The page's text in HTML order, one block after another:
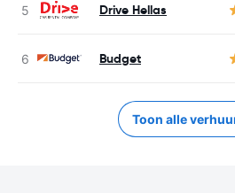
Drive Hellas
Budget
Toon alle